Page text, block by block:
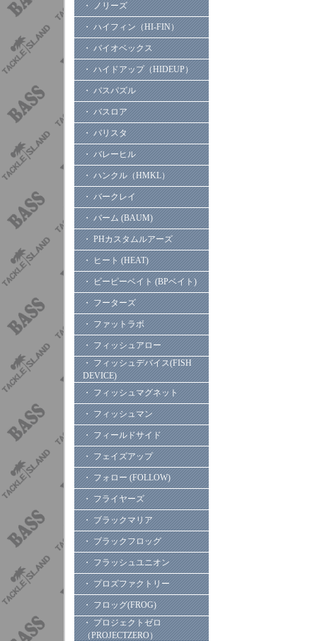
・ ノリーズ
・ ハイフィン（HI-FIN）
・ バイオベックス
・ ハイドアップ（HIDEUP）
・ バスパズル
・ バスロア
・ バリスタ
・ バレーヒル
・ ハンクル（HMKL）
・ バークレイ
・ バーム (BAUM)
・ PHカスタムルアーズ
・ ヒート (HEAT)
・ ビーピーベイト (BPベイト)
・ フーターズ
・ ファットラボ
・ フィッシュアロー
・ フィッシュデバイス(FISH
DEVICE)
・ フィッシュマグネット
・ フィッシュマン
・ フィールドサイド
・ フェイズアップ
・ フォロー (FOLLOW)
・ フライヤーズ
・ ブラックマリア
・ ブラックフロッグ
・ フラッシュユニオン
・ プロズファクトリー
・ フロッグ(FROG)
・ プロジェクトゼロ
（PROJECTZERO）